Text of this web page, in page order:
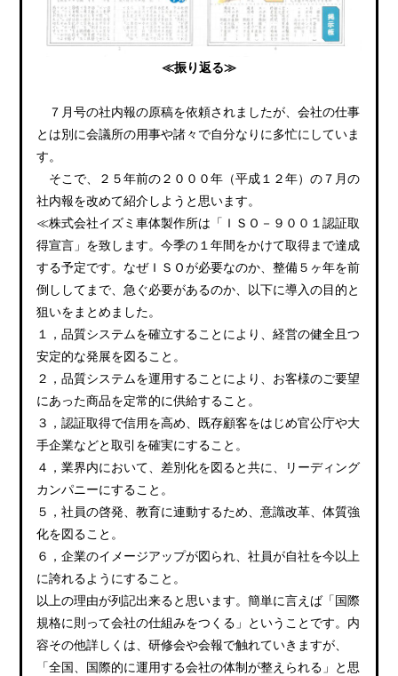
≪振り返る≫
７月号の社内報の原稿を依頼されましたが、会社の仕事
とは別に会議所の用事や諸々で自分なりに多忙にしていま
す。
そこで、２５年前の２０００年（平成１２年）の７月の
社内報を改めて紹介しようと思います。
≪株式会社イズミ車体製作所は「ＩＳＯ－９００１認証取
得宣言」を致します。今季の１年間をかけて取得まで達成
する予定です。なぜＩＳＯが必要なのか、整備５ヶ年を前
倒ししてまで、急ぐ必要があるのか、以下に導入の目的と
狙いをまとめました。
１，品質システムを確立することにより、経営の健全且つ
安定的な発展を図ること。
２，品質システムを運用することにより、お客様のご要望
にあった商品を定常的に供給すること。
３，認証取得で信用を高め、既存顧客をはじめ官公庁や大
手企業などと取引を確実にすること。
４，業界内において、差別化を図ると共に、リーディング
カンパニーにすること。
５，社員の啓発、教育に連動するため、意識改革、体質強
化を図ること。
６，企業のイメージアップが図られ、社員が自社を今以上
に誇れるようにすること。
以上の理由が列記出来ると思います。簡単に言えば「国際
規格に則って会社の仕組みをつくる」ということです。内
容その他詳しくは、研修会や会報で触れていきますが、
「全国、国際的に運用する会社の体制が整えられる」と思